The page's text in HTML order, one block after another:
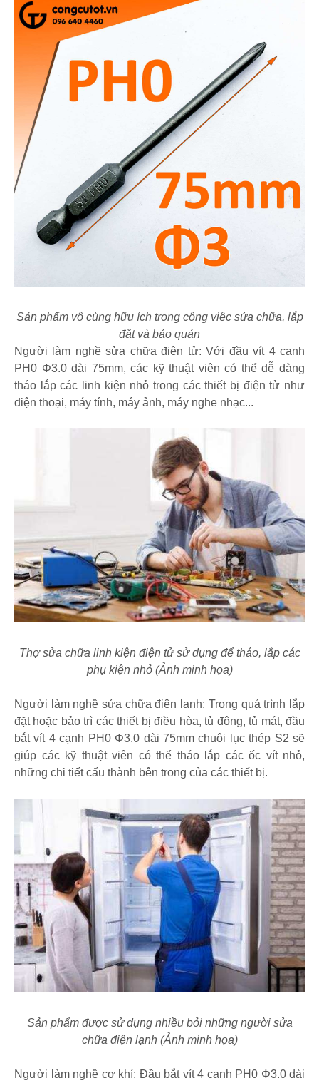
Sản phẩm vô cùng hữu ích trong công việc sửa chữa, lắp
đặt và bảo quản
Người làm nghề sửa chữa điện tử: Với đầu vít 4 cạnh
PH0 Φ3.0 dài 75mm, các kỹ thuật viên có thể dễ dàng
tháo lắp các linh kiện nhỏ trong các thiết bị điện tử như
điện thoại, máy tính, máy ảnh, máy nghe nhạc...
Thợ sửa chữa linh kiện điện tử sử dụng để tháo, lắp các
phụ kiện nhỏ (Ảnh minh họa)
Người làm nghề sửa chữa điện lạnh: Trong quá trình lắp
đặt hoặc bảo trì các thiết bị điều hòa, tủ đông, tủ mát, đầu
bắt vít 4 cạnh PH0 Φ3.0 dài 75mm chuôi lục thép S2 sẽ
giúp các kỹ thuật viên có thể tháo lắp các ốc vít nhỏ,
những chi tiết cấu thành bên trong của các thiết bị.
Sản phẩm được sử dụng nhiều bỏi những người sửa
chữa điện lạnh (Ảnh minh họa)
Người làm nghề cơ khí: Đầu bắt vít 4 cạnh PH0 Φ3.0 dài